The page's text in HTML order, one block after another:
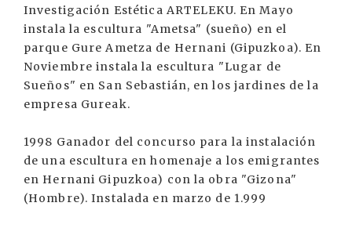
Investigación Estética ARTELEKU. En Mayo
instala la escultura "Ametsa" (sueño) en el
parque Gure Ametza de Hernani (Gipuzkoa). En
Noviembre instala la escultura "Lugar de
Sueños" en San Sebastián, en los jardines de la
empresa Gureak.
1998 Ganador del concurso para la instalación
de una escultura en homenaje a los emigrantes
en Hernani Gipuzkoa) con la obra "Gizona"
(Hombre). Instalada en marzo de 1.999